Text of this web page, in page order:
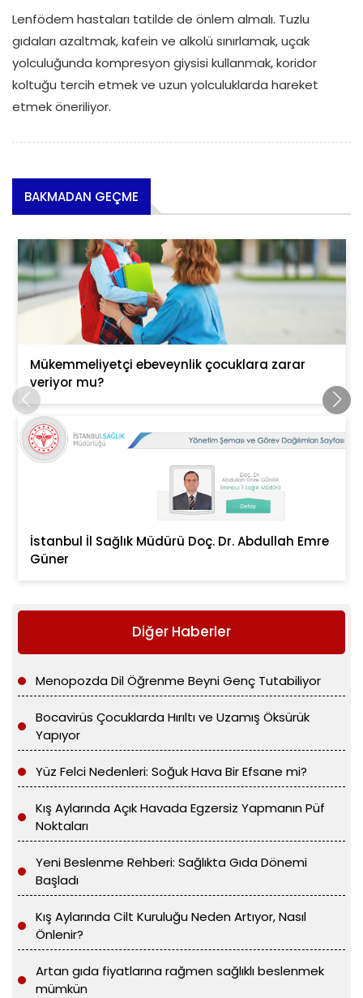
Lenfödem hastaları tatilde de önlem almalı. Tuzlu
gıdaları azaltmak, kafein ve alkolü sınırlamak, uçak
yolculuğunda kompresyon giysisi kullanmak, koridor
koltuğu tercih etmek ve uzun yolculuklarda hareket
etmek öneriliyor.
BAKMADAN GEÇME
Mükemmeliyetçi ebeveynlik çocuklara zarar
veriyor mu?
İstanbul İl Sağlık Müdürü Doç. Dr. Abdullah Emre
Güner
Diğer Haberler
Menopozda Dil Öğrenme Beyni Genç Tutabiliyor
Bocavirüs Çocuklarda Hırıltı ve Uzamış Öksürük
Yapıyor
Yüz Felci Nedenleri: Soğuk Hava Bir Efsane mi?
Kış Aylarında Açık Havada Egzersiz Yapmanın Püf
Noktaları
Yeni Beslenme Rehberi: Sağlıkta Gıda Dönemi
Başladı
Kış Aylarında Cilt Kuruluğu Neden Artıyor, Nasıl
Önlenir?
Artan gıda fiyatlarına rağmen sağlıklı beslenmek
mümkün